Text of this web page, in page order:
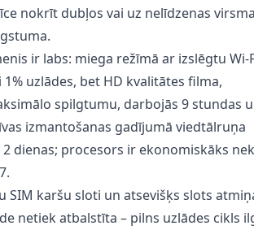
nokrīt dubļos vai uz nelīdzenas
ir labs: miega režīmā ar izslēgtu Wi-
uzlādes, bet HD kvalitātes filma,
spilgtumu, darbojās 9 stundas
izmantošanas gadījumā viedtālruņa
dienas; procesors ir ekonomiskāks
SIM karšu sloti un atsevišķs slots
netiek atbalstīta – pilns uzlādes cikls